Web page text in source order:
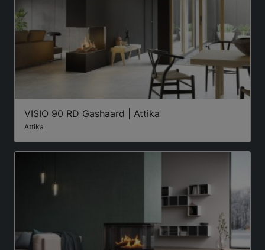
VISIO 90 RD Gashaard | Attika
Attika